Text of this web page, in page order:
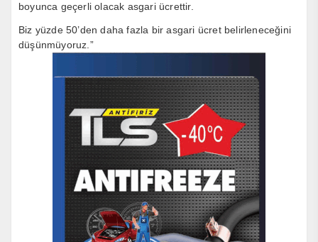
boyunca geçerli olacak asgari ücrettir.
Biz yüzde 50’den daha fazla bir asgari ücret belirleneceğini
düşünmüyoruz.”